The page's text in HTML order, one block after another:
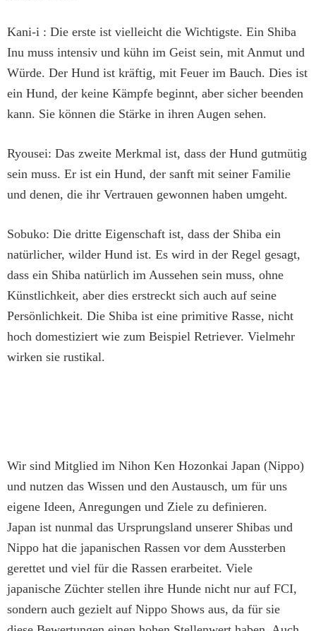
Kani-i : Die erste ist vielleicht die Wichtigste. Ein Shiba
Inu muss intensiv und kühn im Geist sein, mit Anmut und
Würde. Der Hund ist kräftig, mit Feuer im Bauch. Dies ist
ein Hund, der keine Kämpfe beginnt, aber sicher beenden
kann. Sie können die Stärke in ihren Augen sehen.
Ryousei: Das zweite Merkmal ist, dass der Hund gutmütig
sein muss. Er ist ein Hund, der sanft mit seiner Familie
und denen, die ihr Vertrauen gewonnen haben umgeht.
Sobuko: Die dritte Eigenschaft ist, dass der Shiba ein
natürlicher, wilder Hund ist. Es wird in der Regel gesagt,
dass ein Shiba natürlich im Aussehen sein muss, ohne
Künstlichkeit, aber dies erstreckt sich auch auf seine
Persönlichkeit. Die Shiba ist eine primitive Rasse, nicht
hoch domestiziert wie zum Beispiel Retriever. Vielmehr
wirken sie rustikal.
Wir sind Mitglied im Nihon Ken Hozonkai Japan (Nippo)
und nutzen das Wissen und den Austausch, um für uns
eigene Ideen, Anregungen und Ziele zu definieren.
Japan ist nunmal das Ursprungsland unserer Shibas und
Nippo hat die japanischen Rassen vor dem Aussterben
gerettet und viel für die Rassen erarbeitet. Viele
japanische Züchter stellen ihre Hunde nicht nur auf FCI,
sondern auch gezielt auf Nippo Shows aus, da für sie